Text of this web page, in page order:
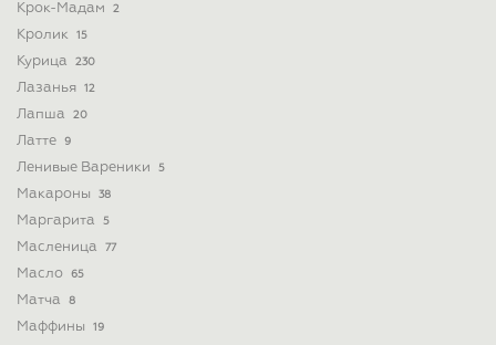
Крок-Мадам 2
Кролик 15
Курица 230
Лазанья 12
Лапша 20
Латте 9
Ленивые Вареники 5
Макароны 38
Маргарита 5
Масленица 77
Масло 65
Матча 8
Маффины 19